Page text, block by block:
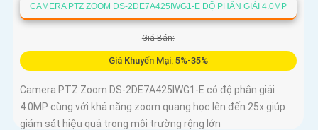
CAMERA PTZ ZOOM DS-2DE7A425IWG1-E ĐỘ PHÂN GIẢI 4.0MP
Giá Bán:
Giá Khuyến Mại: 5%-35%
Camera PTZ Zoom DS-2DE7A425IWG1-E có độ phân giải
4.0MP cùng với khả năng zoom quang học lên đến 25x giúp
giám sát hiệu quả trong môi trường rộng lớn